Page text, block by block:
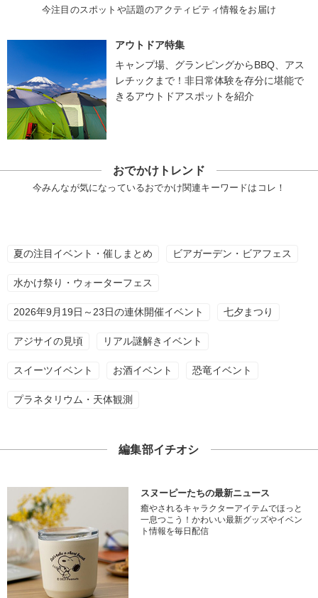
今注目のスポットや話題のアクティビティ情報をお届け
アウトドア特集
キャンプ場、グランピングからBBQ、アス
レチックまで！非日常体験を存分に堪能で
きるアウトドアスポットを紹介
おでかけトレンド
今みんなが気になっているおでかけ関連キーワードはコレ！
夏の注目イベント・催しまとめ ビアガーデン・ビアフェス
水かけ祭り・ウォーターフェス
2026年9月19日～23日の連休開催イベント 七夕まつり
アジサイの見頃 リアル謎解きイベント
スイーツイベント お酒イベント 恐竜イベント
プラネタリウム・天体観測
編集部イチオシ
スヌーピーたちの最新ニュース
癒やされるキャラクターアイテムでほっと
一息つこう！かわいい最新グッズやイベン
ト情報を毎日配信